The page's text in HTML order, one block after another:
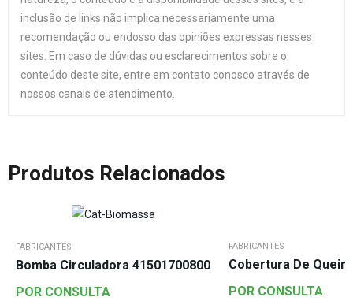
inclusão de links não implica necessariamente uma
recomendação ou endosso das opiniões expressas nesses
sites. Em caso de dúvidas ou esclarecimentos sobre o
conteúdo deste site, entre em contato conosco através de
nossos canais de atendimento.
Produtos Relacionados
FABRICANTES
Bomba Circuladora 41501700800
POR CONSULTA
FABRICANTES
Cobertura De
POR CONSULTA